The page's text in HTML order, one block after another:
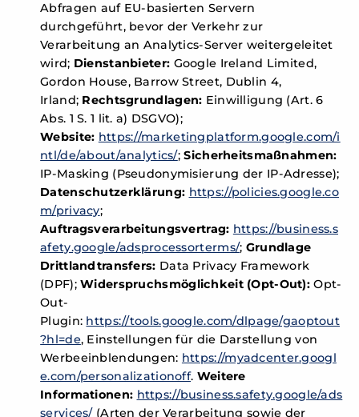
Abfragen auf EU-basierten Servern
durchgeführt, bevor der Verkehr zur
Verarbeitung an Analytics-Server weitergeleitet
wird; Dienstanbieter: Google Ireland Limited,
Gordon House, Barrow Street, Dublin 4,
Irland; Rechtsgrundlagen: Einwilligung (Art. 6
Abs. 1 S. 1 lit. a) DSGVO);
Website: https://marketingplatform.google.com/i
ntl/de/about/analytics/;Sicherheitsmaßnahmen:
IP-Masking (Pseudonymisierung der IP-Adresse);
Datenschutzerklärung: https://policies.google.co
m/privacy;
Auftragsverarbeitungsvertrag: https://business.s
afety.google/adsprocessorterms/; Grundlage
Drittlandtransfers: Data Privacy Framework
(DPF);Widerspruchsmöglichkeit (Opt-Out):Opt-
Out-
Plugin: https://tools.google.com/dlpage/gaoptout
?hl=de, Einstellungen für die Darstellung von
Werbeeinblendungen: https://myadcenter.googl
e.com/personalizationoff. Weitere
Informationen: https://business.safety.google/ads
services/ (Arten der Verarbeitung sowie der